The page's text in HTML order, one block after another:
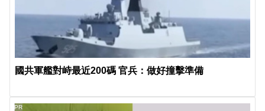
國共軍艦對峙最近200碼 官兵：做好撞擊準備
PR